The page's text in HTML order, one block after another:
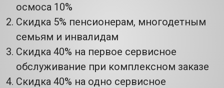
осмоса 10%
Скидка 5% пенсионерам, многодетным
семьям и инвалидам
Скидка 40% на первое сервисное
обслуживание при комплексном заказе
Скидка 40% на одно сервисное